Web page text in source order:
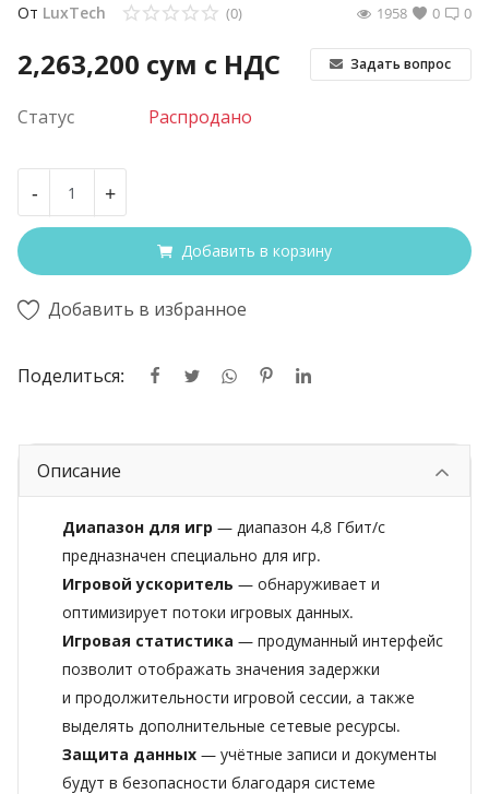
От LuxTech 0
(0) 0
1958
2,263,200 сум с НДС Задать вопрос
Статус Распродано
- +
Добавить в корзину
Добавить в избранное
Поделиться:
Описание
Диапазон для игр — диапазон 4,8 Гбит/с
предназначен специально для игр.
Игровой ускоритель — обнаруживает и
оптимизирует потоки игровых данных.
Игровая статистика — продуманный интерфейс
позволит отображать значения задержки
и продолжительности игровой сессии, а также
выделять дополнительные сетевые ресурсы.
Защита данных — учётные записи и документы
будут в безопасности благодаря системе